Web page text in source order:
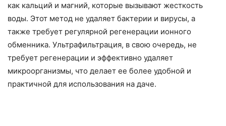
как кальций и магний, которые вызывают жесткость
воды. Этот метод не удаляет бактерии и вирусы, а
также требует регулярной регенерации ионного
обменника. Ультрафильтрация, в свою очередь, не
требует регенерации и эффективно удаляет
микроорганизмы, что делает ее более удобной и
практичной для использования на даче.